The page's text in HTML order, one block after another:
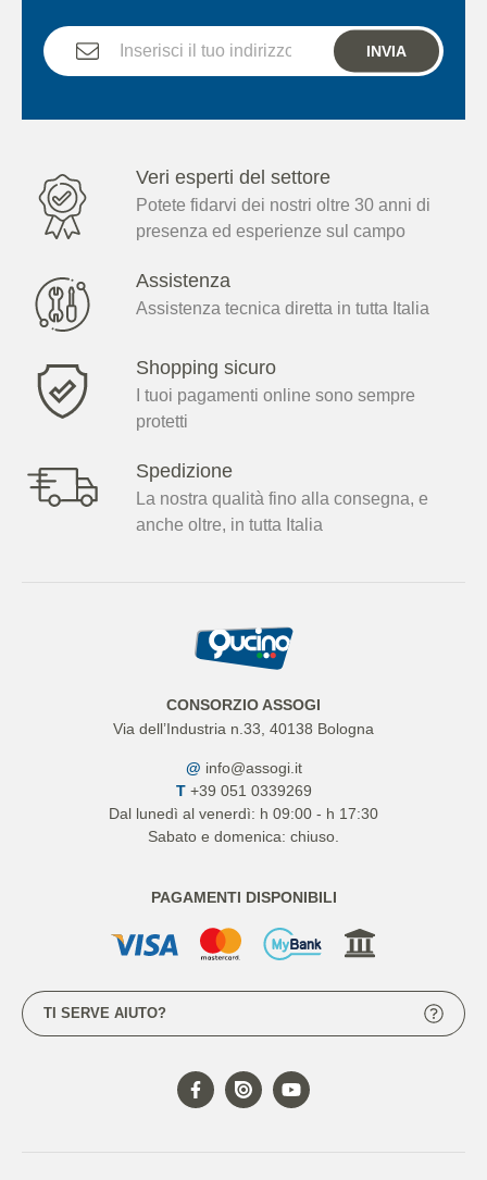
INVIA
Veri esperti del settore
Potete fidarvi dei nostri oltre 30 anni di
presenza ed esperienze sul campo
Assistenza
Assistenza tecnica diretta in tutta Italia
Shopping sicuro
I tuoi pagamenti online sono sempre
protetti
Spedizione
La nostra qualità fino alla consegna, e
anche oltre, in tutta Italia
CONSORZIO ASSOGI
Via dell’Industria n.33, 40138 Bologna
@ info@assogi.it
T +39 051 0339269
Dal lunedì al venerdì: h 09:00 - h 17:30
Sabato e domenica: chiuso.
PAGAMENTI DISPONIBILI
TI SERVE AIUTO?